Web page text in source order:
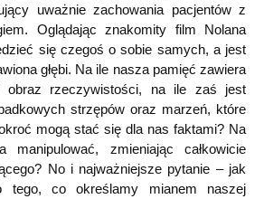
uważnie zachowania pacjentów z
Oglądając znakomity film Nolana
się czegoś o sobie samych, a jest
głębi. Na ile nasza pamięć zawiera
obraz rzeczywistości, na ile zaś jest
strzępów oraz marzeń, które
mogą stać się dla nas faktami? Na
manipulować, zmieniając całkowicie
No i najważniejsze pytanie – jak
co określamy mianem naszej